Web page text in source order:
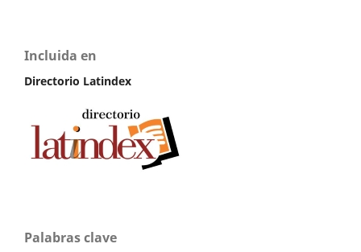
Incluida en
Directorio Latindex
Palabras clave